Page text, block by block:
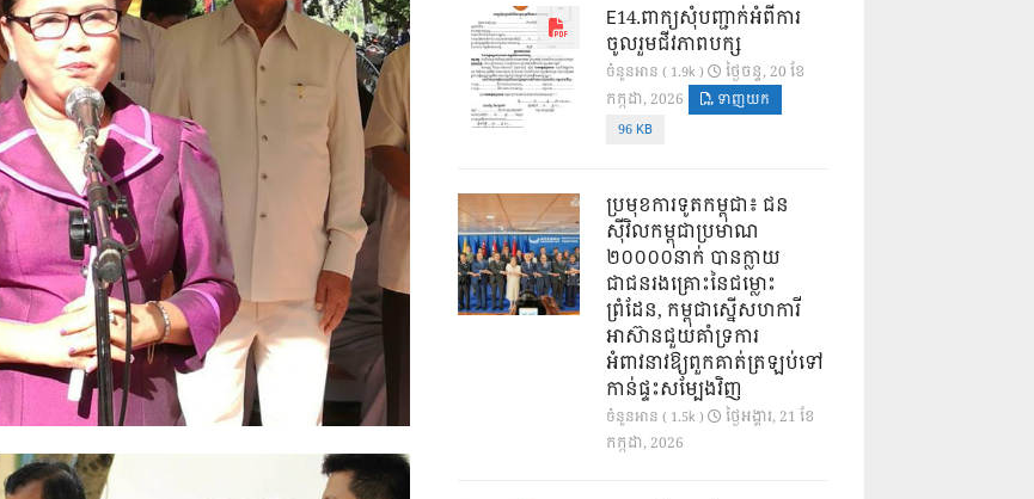
E14.ពាក្យសុំបញ្ជាក់អំពីការ
ចូលរួមជីវភាពបក្ស
ចំនួនអាន ( 1.9k )
ថ្ងៃ​ចន្ទ, 20 ខែ​
កក្កដា, 2026
ទាញយក
96 KB
ប្រមុខការទូតកម្ពុជា៖ ជន
ស៊ីវិលកម្ពុជាប្រមាណ
២០០០០នាក់ បានក្លាយ
ជាជនរងគ្រោះនៃជម្លោះ
ព្រំដែន, កម្ពុជាស្នើសហការី
អាស៊ានជួយគាំទ្រការ
អំពាវនាវឱ្យពួកគាត់ត្រឡប់ទៅ
កាន់ផ្ទះសម្បែងវិញ
ចំនួនអាន ( 1.5k )
ថ្ងៃ​អង្គារ, 21 ខែ​
កក្កដា, 2026